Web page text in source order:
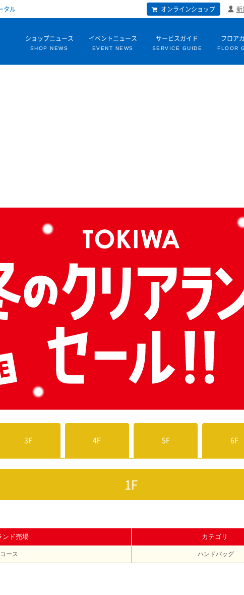
タル オンラインショップ 新
ショップニュース
SHOP NEWS
イベントニュース
EVENT NEWS
サービスガイド
SERVICE GUIDE
フロア
FLOOR
3F 4F 5F 6F
1F
ンド売場 カテゴリ
ース ハンドバッグ